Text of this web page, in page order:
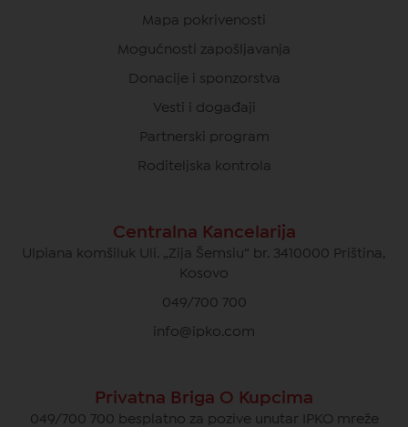
Mapa pokrivenosti
Mogućnosti zapošljavanja
Donacije i sponzorstva
Vesti i događaji
Partnerski program
Roditeljska kontrola
Centralna Kancelarija
Ulpiana komšiluk Uli. „Zija Šemsiu“ br. 3410000 Priština,
Kosovo
049/700 700
info@ipko.com
Privatna Briga O Kupcima
049/700 700 besplatno za pozive unutar IPKO mreže